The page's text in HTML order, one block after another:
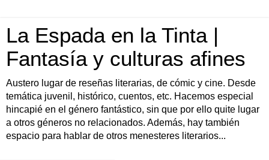
La Espada en la Tinta |
Fantasía y culturas afines
Austero lugar de reseñas literarias, de cómic y cine. Desde
temática juvenil, histórico, cuentos, etc. Hacemos especial
hincapié en el género fantástico, sin que por ello quite lugar
a otros géneros no relacionados. Además, hay también
espacio para hablar de otros menesteres literarios...